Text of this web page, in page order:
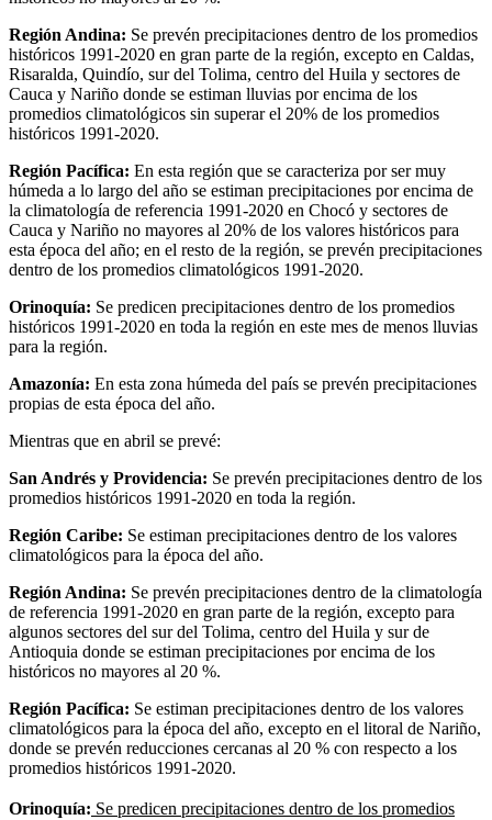
Región Andina: Se prevén precipitaciones dentro de los promedios
históricos 1991-2020 en gran parte de la región, excepto en Caldas,
Risaralda, Quindío, sur del Tolima, centro del Huila y sectores de
Cauca y Nariño donde se estiman lluvias por encima de los
promedios climatológicos sin superar el 20% de los promedios
históricos 1991-2020.
Región Pacífica: En esta región que se caracteriza por ser muy
húmeda a lo largo del año se estiman precipitaciones por encima de
la climatología de referencia 1991-2020 en Chocó y sectores de
Cauca y Nariño no mayores al 20% de los valores históricos para
esta época del año; en el resto de la región, se prevén precipitaciones
dentro de los promedios climatológicos 1991-2020.
Orinoquía: Se predicen precipitaciones dentro de los promedios
históricos 1991-2020 en toda la región en este mes de menos lluvias
para la región.
Amazonía: En esta zona húmeda del país se prevén precipitaciones
propias de esta época del año.
Mientras que en abril se prevé:
San Andrés y Providencia: Se prevén precipitaciones dentro de los
promedios históricos 1991-2020 en toda la región.
Región Caribe: Se estiman precipitaciones dentro de los valores
climatológicos para la época del año.
Región Andina: Se prevén precipitaciones dentro de la climatología
de referencia 1991-2020 en gran parte de la región, excepto para
algunos sectores del sur del Tolima, centro del Huila y sur de
Antioquia donde se estiman precipitaciones por encima de los
históricos no mayores al 20 %.
Región Pacífica: Se estiman precipitaciones dentro de los valores
climatológicos para la época del año, excepto en el litoral de Nariño,
donde se prevén reducciones cercanas al 20 % con respecto a los
promedios históricos 1991-2020.
Orinoquía: Se predicen precipitaciones dentro de los promedios